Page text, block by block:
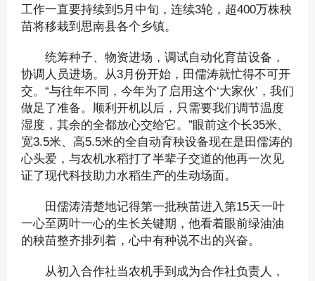
工作一直要持续到5月中旬，连续3轮，超400万株秧
苗将移栽到思南县各个乡镇。
统筹种子、物资进场，调试自动化育苗设备，
协调人员进场。从3月份开始，田儒涛就忙得不可开
交。“与往年不同，今年为了启用这个‘大家伙’，我们
做足了准备。顺利开机以后，只需要我们调节温度
湿度，其余的全都放心交给它。”眼前这个长35米、
宽3.5米、高5.5米的全自动育秧设备现在是田儒涛的
心头爱，与农机水稻打了半辈子交道的他再一次见
证了现代科技助力水稻生产的生动场面。
田儒涛清楚地记得第一批秧苗进入第15天一叶
一心至两叶一心的生长关键期，他看着眼前绿油油
的秧苗整齐排列着，心中有种说不出的兴奋。
从初入合作社当农机手到成为合作社负责人，